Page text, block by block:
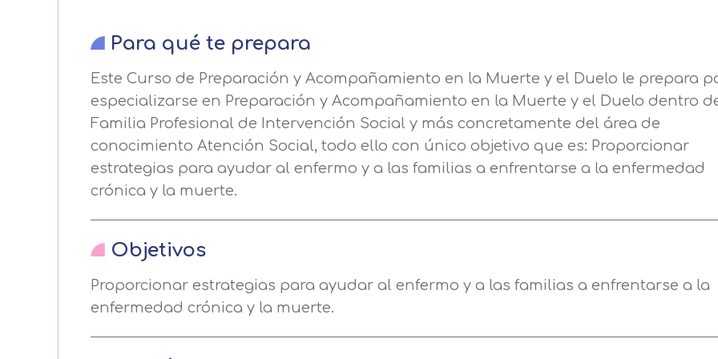
Para qué te prepara
Este Curso de Preparación y Acompañamiento en la Muerte y el Duelo le prepara
especializarse en Preparación y Acompañamiento en la Muerte y el Duelo dentro
Familia Profesional de Intervención Social y más concretamente del área de
conocimiento Atención Social, todo ello con único objetivo que es: Proporcionar
estrategias para ayudar al enfermo y a las familias a enfrentarse a la enfermedad
crónica y la muerte.
Objetivos
Proporcionar estrategias para ayudar al enfermo y a las familias a enfrentarse a la
enfermedad crónica y la muerte.
Solicitar información
Apellidos
Telefono
Responsable EUROINNOVA BUSINESS SCHOOL,
Utilizamos cookies propias y de terceros para mejorar nuestros servicios relacionados
análisis de tus hábitos de navegación. En caso de que rechace las cookies, no
funcionamiento de las distintas funcionalidades de nuestra página web.